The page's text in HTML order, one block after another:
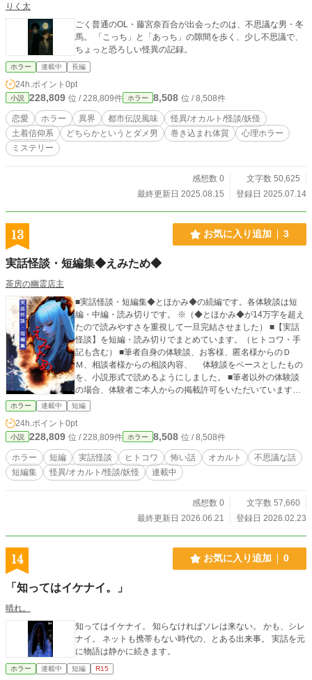
りく太
ごく普通のOL・藤宮奈百合が出会ったのは、不思議な男・冬
馬。 「こっち」と「あっち」の隙間を歩く、少し不思議で、
ちょっと恐ろしい怪異の記録。
ホラー 連載中 長編
24h.ポイント 0pt
小説 228,809 位 / 228,809件 ホラー 8,508 位 / 8,508件
恋愛 ホラー 異界 都市伝説風味
怪異/オカルト/怪談/妖怪
土着信仰系
どちらかというとダメ男 巻き込まれ体質
心理ホラー
ミステリー
感想数 0
文字数 50,625
最終更新日 2025.08.15
登録日 2025.07.14
13 お気に入り追加 3
実話怪談・短編集◆えみため◆
茶房の幽霊店主
■実話怪談・短編集◆とほかみ◆の続編です。各体験談は短
編・中編・読み切りです。 ※（◆とほかみ◆が14万字を超え
たので読みやすさを重視して一旦完結させました） ■【実話
怪談】を短編・読み切りでまとめています。（ヒトコワ・手
記も含む） ■筆者自身の体験談、お客様、匿名様からのＤ
Ｍ、相談者様からの相談内容、 体験談をベースとしたもの
を、小説形式で読めるようにしました。 ■筆者以外の体験談
の場合、体験者ご本人からの掲載許可をいただいています。
■実話怪談と銘を打ってはいますが、エンタメとして楽しんで
いただけたら幸いです。 ※pixiv・カクヨムへ掲載していない
怪談を含む【完全版】です。
ホラー 連載中 短編
24h.ポイント 0pt
小説 228,809 位 / 228,809件 ホラー 8,508 位 / 8,508件
ホラー 短編 実話怪談 ヒトコワ 怖い話 オカルト
不思議な話
短編集
怪異/オカルト/怪談/妖怪 連載中
感想数 0
文字数 57,660
最終更新日 2026.06.21
登録日 2026.02.23
14 お気に入り追加 0
「知ってはイケナイ。」
晴れ。
知ってはイケナイ。 知らなければソレは来ない。 かも、シレ
ナイ。 ネットも携帯もない時代の、とある出来事。 実話を元
に物語は静かに続きます。
ホラー 連載中 短編 R15